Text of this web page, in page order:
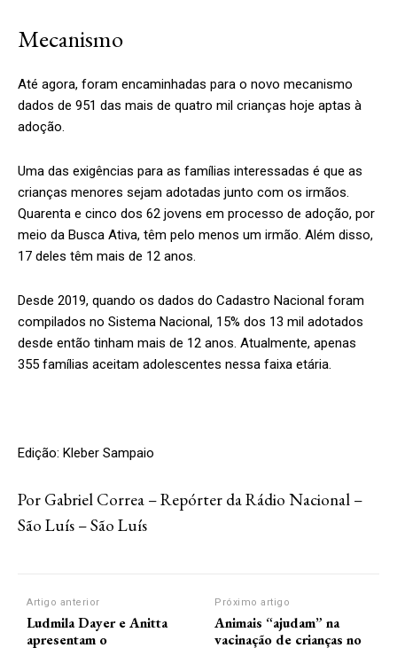
Mecanismo
Até agora, foram encaminhadas para o novo mecanismo
dados de 951 das mais de quatro mil crianças hoje aptas à
adoção.
Uma das exigências para as famílias interessadas é que as
crianças menores sejam adotadas junto com os irmãos.
Quarenta e cinco dos 62 jovens em processo de adoção, por
meio da Busca Ativa, têm pelo menos um irmão. Além disso,
17 deles têm mais de 12 anos.
Desde 2019, quando os dados do Cadastro Nacional foram
compilados no Sistema Nacional, 15% dos 13 mil adotados
desde então tinham mais de 12 anos. Atualmente, apenas
355 famílias aceitam adolescentes nessa faixa etária.
Edição: Kleber Sampaio
Por Gabriel Correa – Repórter da Rádio Nacional –
São Luís – São Luís
Artigo anterior
Ludmila Dayer e Anitta
apresentam o
Próximo artigo
Animais “ajudam” na
vacinação de crianças no